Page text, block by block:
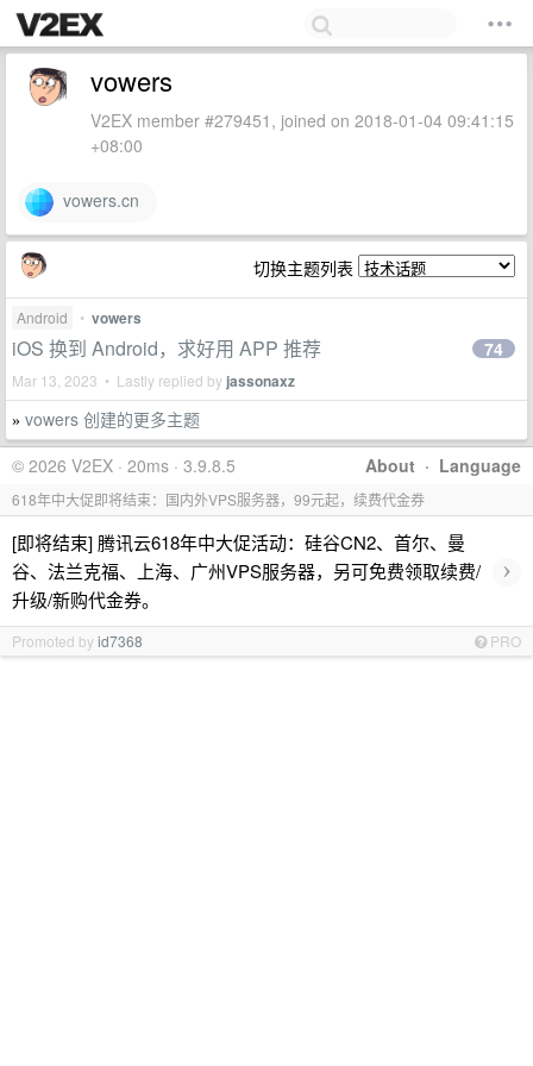
vowers
V2EX member #279451, joined on 2018-01-04 09:41:15
+08:00
vowers.cn
切换主题列表
Android • vowers
iOS 换到 Android，求好用 APP 推荐
Mar 13, 2023 • Lastly replied by jassonaxz
74
» vowers 创建的更多主题
About · Language
© 2026 V2EX · 20ms · 3.9.8.5
618年中大促即将结束：国内外VPS服务器，99元起，续费代金券
[即将结束] 腾讯云618年中大促活动：硅谷CN2、首尔、曼
谷、法兰克福、上海、广州VPS服务器，另可免费领取续费/
升级/新购代金券。
›
Promoted byid7368 PRO